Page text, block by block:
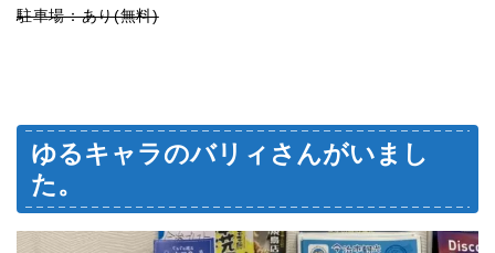
駐車場：あり(無料)
ゆるキャラのバリィさんがいまし
た。